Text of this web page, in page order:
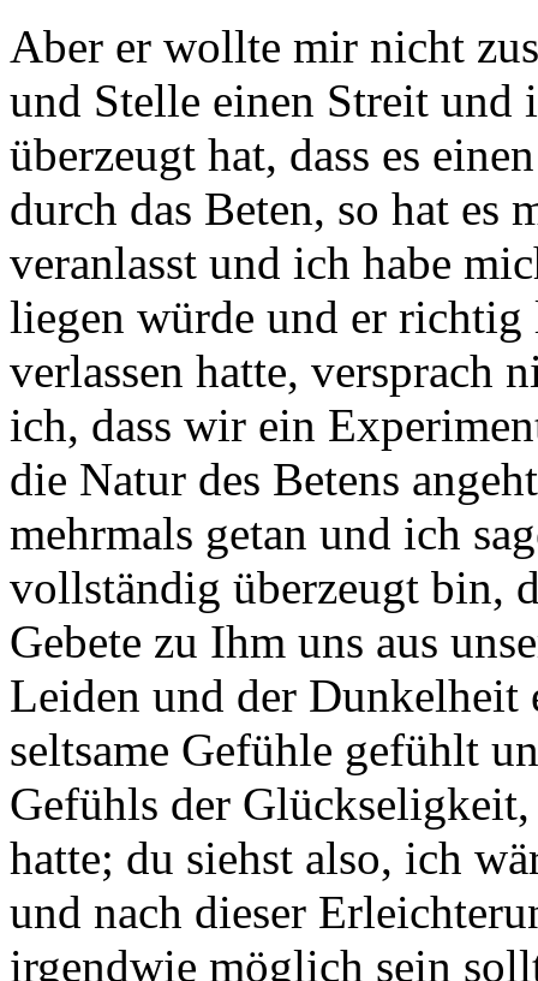
Aber er wollte mir nicht
und Stelle einen Streit
überzeugt hat, dass es
durch das Beten, so hat es
veranlasst und ich habe
liegen würde und er
verlassen hatte, versprach
ich, dass wir ein
die Natur des Betens
mehrmals getan und ich
vollständig überzeugt bin,
Gebete zu Ihm uns aus
Leiden und der Dunkelheit
seltsame Gefühle gefühlt
Gefühls der
hatte; du siehst also, ich
und nach dieser
irgendwie möglich sein